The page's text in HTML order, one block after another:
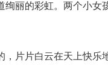
丽的彩虹。两个小女
片片白云在天上快乐